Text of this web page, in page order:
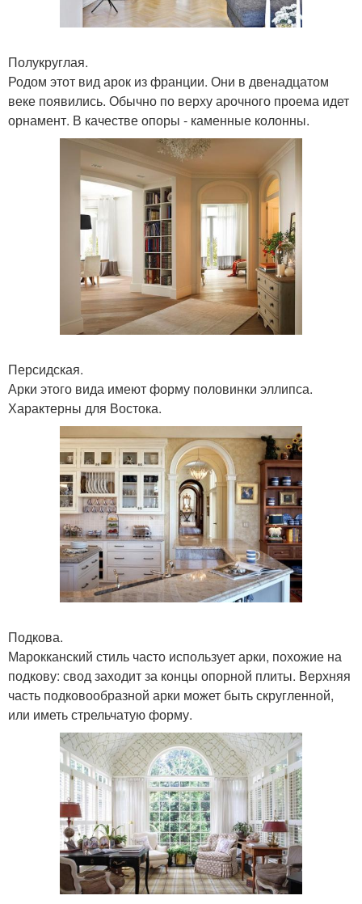
Полукруглая.
Родом этот вид арок из франции. Они в двенадцатом
веке появились. Обычно по верху арочного проема идет
орнамент. В качестве опоры - каменные колонны.
Персидская.
Арки этого вида имеют форму половинки эллипса.
Характерны для Востока.
Подкова.
Марокканский стиль часто использует арки, похожие на
подкову: свод заходит за концы опорной плиты. Верхняя
часть подковообразной арки может быть скругленной,
или иметь стрельчатую форму.